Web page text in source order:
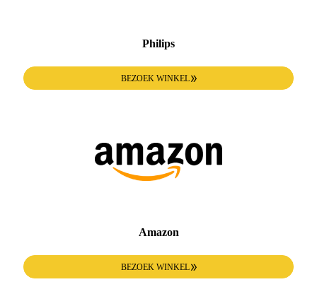
Philips
BEZOEK WINKEL
Amazon
BEZOEK WINKEL